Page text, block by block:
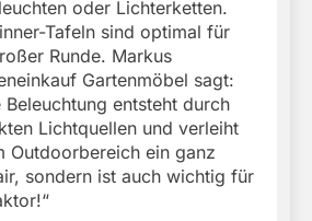
oder Lichterketten.
Tafeln sind optimal für
Runde. Markus
Gartenmöbel sagt:
Beleuchtung entsteht durch
Lichtquellen und verleiht
Outdoorbereich ein ganz
sondern ist auch wichtig für